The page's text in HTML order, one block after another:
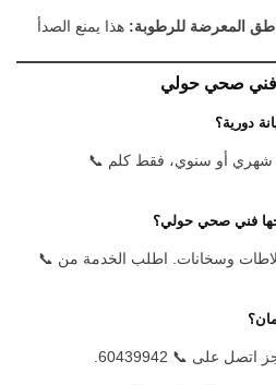
المعرضة للرطوبة: هذا يمنع الصدأ
فني صحي حولي
دورية؟
شهري أو سنوي، فقط كلم 📞
فني صحي حولي؟
وسخانات. اطلب الخدمة من 📞
على 📞 60439942.